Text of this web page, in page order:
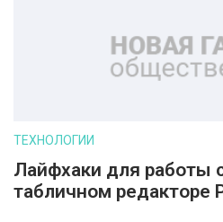
ТЕХНОЛОГИИ
Лайфхаки для работы
табличном редакторе